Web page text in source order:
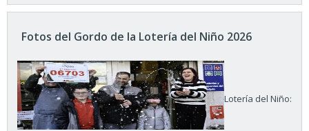
Fotos del Gordo de la Lotería del Niño 2026
Lotería del Niño: